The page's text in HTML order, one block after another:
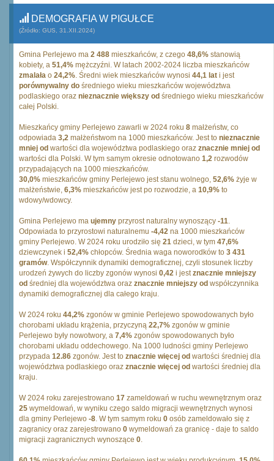
DEMOGRAFIA W PIGUŁCE
(Źródło: GUS, 31.XII.2024)
Gmina Perlejewo ma 2 488 mieszkańców, z czego 48,6% stanowią
kobiety, a 51,4% mężczyźni. W latach 2002-2024 liczba mieszkańców
zmalała o 24,2% . Średni wiek mieszkańców wynosi 44,1 lat i jest
porównywalny do średniego wieku mieszkańców województwa
podlaskiego oraz nieznacznie większy od średniego wieku mieszkańców
całej Polski.
Mieszkańcy gminy Perlejewo zawarli w 2024 roku 8 małżeństw, co
odpowiada 3,2 małżeństwom na 1000 mieszkańców. Jest to nieznacznie
mniej od wartości dla województwa podlaskiego oraz znacznie mniej od
wartości dla Polski. W tym samym okresie odnotowano 1,2 rozwodów
przypadających na 1000 mieszkańców.
30,0% mieszkańców gminy Perlejewo jest stanu wolnego, 52,6% żyje w
małżeństwie, 6,3% mieszkańców jest po rozwodzie, a 10,9% to
wdowy/wdowcy.
Gmina Perlejewo ma ujemny przyrost naturalny wynoszący -11
Odpowiada to przyrostowi naturalnemu -4,42 na 1000 mieszkańców
gminy Perlejewo. W 2024 roku urodziło się 21 dzieci, w tym 47,6%
dziewczynek i 52,4% chłopców. Średnia waga noworodków to 3 431
gramów. Współczynnik dynamiki demograficznej, czyli stosunek liczby
urodzeń żywych do liczby zgonów wynosi 0,42 i jest znacznie mniejszy
od średniej dla województwa oraz znacznie mniejszy od współczynnika
dynamiki demograficznej dla całego kraju.
W 2024 roku 44,2% zgonów w gminie Perlejewo spowodowanych było
chorobami układu krążenia, przyczyną 22,7% zgonów w gminie
Perlejewo były nowotwory, a 7,4% zgonów spowodowanych było
chorobami układu oddechowego. Na 1000 ludności gminy Perlejewo
przypada 12.86 zgonów. Jest to znacznie więcej od wartości średniej dla
województwa podlaskiego oraz znacznie więcej od wartości średniej dla
kraju.
W 2024 roku zarejestrowano 17 zameldowań w ruchu wewnętrznym oraz
25 wymeldowań, w wyniku czego saldo migracji wewnętrznych wynosi
dla gminy Perlejewo -8 . W tym samym roku 0 osób zameldowało się z
zagranicy oraz zarejestrowano 0 wymeldowań za granicę - daje to saldo
migracji zagranicznych wynoszące 0